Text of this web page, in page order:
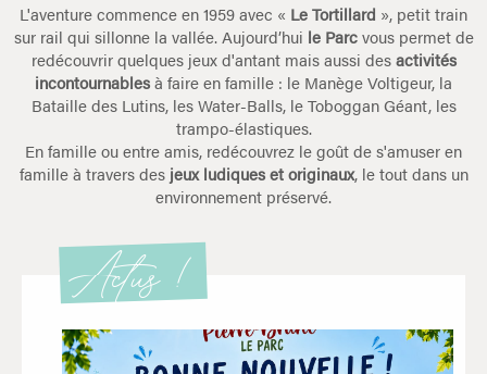
L'aventure commence en 1959 avec « Le Tortillard », petit train
sur rail qui sillonne la vallée. Aujourd’hui le Parcvous permet de
redécouvrir quelques jeux d'antant mais aussi desactivités
incontournablesà faire en famille : le Manège Voltigeur, la
Bataille des Lutins, les Water-Balls, le Toboggan Géant, les
trampo-élastiques.
En famille ou entre amis, redécouvrez le goût de s'amuser en
famille à travers des jeux ludiques et originaux, le tout dans un
environnement préservé.
Actus !